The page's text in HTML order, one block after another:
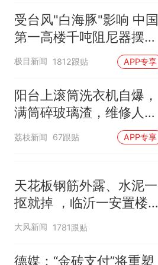
受台风"白海豚"影响 中国
第一高楼千吨阻尼器摆动
明显
极目新闻 1812跟贴 APP专享
阳台上滚筒洗衣机自爆，
满筒碎玻璃渣，维修人员
称是人为原因，从未见过
荔枝新闻 67跟贴 APP专享
天花板钢筋外露、水泥一
抠就掉 ，临沂一安置楼交
房半年即被鉴定存安全隐
患；楼体至今未加固，仍
有居民常住
大风新闻 1781跟贴
德媒：“金砖支付”将重塑